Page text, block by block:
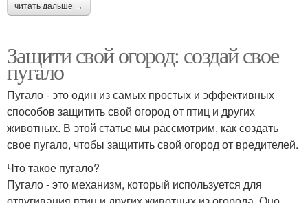
читать дальше →
Защити свой огород: создай свое
пугало
Пугало - это один из самых простых и эффективных
способов защитить свой огород от птиц и других
животных. В этой статье мы рассмотрим, как создать
свое пугало, чтобы защитить свой огород от вредителей.
Что такое пугало?
Пугало - это механизм, который используется для